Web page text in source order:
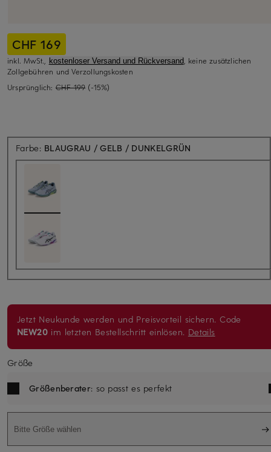
CHF 169
inkl. MwSt., kostenloser Versand und Rückversand, keine zusätzlichen
Zollgebühren und Verzollungskosten
Ursprünglich: CHF 199 (-15%)
Farbe: BLAUGRAU / GELB / DUNKELGRÜN
Jetzt Neukunde werden und Preisvorteil sichern. Code
NEW20 im letzten Bestellschritt einlösen. Details
Größe
Größenberater: so passt es perfekt
Bitte Größe wählen